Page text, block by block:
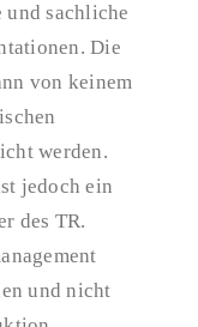
sachliche
Die
von keinem
werden.
jedoch ein
des TR.
und nicht